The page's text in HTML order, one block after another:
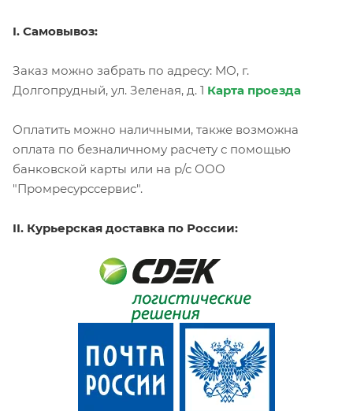
I. Самовывоз:
Заказ можно забрать по адресу: МО, г.
Долгопрудный, ул. Зеленая, д. 1 Карта проезда
Оплатить можно наличными, также возможна
оплата по безналичному расчету с помощью
банковской карты или на р/с ООО
"Промресурссервис".
II. Курьерская доставка по России: